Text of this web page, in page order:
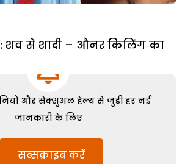
शव से शादी – औनर किलिंग का
और सेक्शुअल हेल्थ से जुड़ी हर नई
जानकारी के लिए
सब्सक्राइब करें